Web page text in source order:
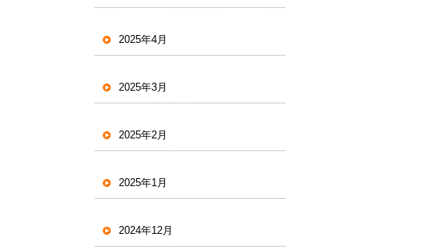
2025年4月
2025年3月
2025年2月
2025年1月
2024年12月